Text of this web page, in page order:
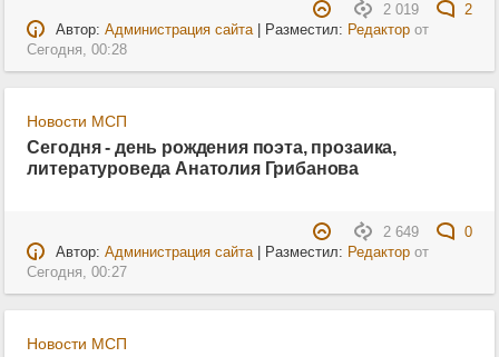
2 019
2
Автор: Администрация сайта| Разместил: Редакторот
Сегодня, 00:28
Новости МСП
Сегодня - день рождения поэта, прозаика,
литературоведа Анатолия Грибанова
2 649
0
Автор: Администрация сайта| Разместил: Редакторот
Сегодня, 00:27
Новости МСП